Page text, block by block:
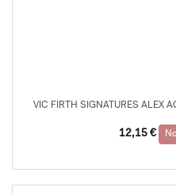
VIC FIRTH SIGNATURES ALEX
12,15 €